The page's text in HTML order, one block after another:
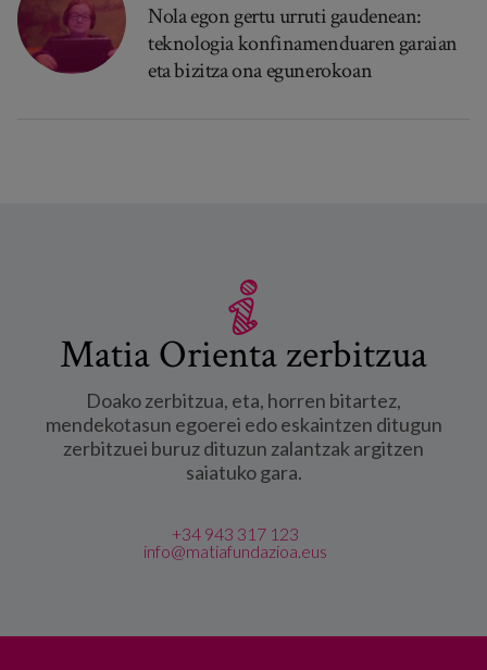
Nola egon gertu urruti gaudenean:
teknologia konfinamenduaren garaian
eta bizitza ona egunerokoan
Matia Orienta zerbitzua
Doako zerbitzua, eta, horren bitartez,
mendekotasun egoerei edo eskaintzen ditugun
zerbitzuei buruz dituzun zalantzak argitzen
saiatuko gara.
+34 943 317 123
info@matiafundazioa.eus